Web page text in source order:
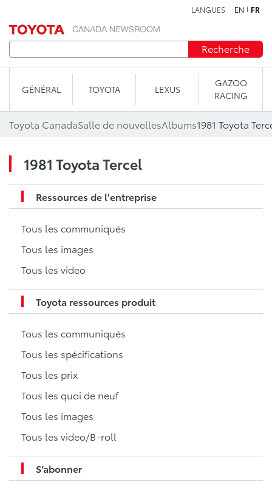
LANGUES EN FR
Recherche
GÉNÉRAL TOYOTA LEXUS
GAZOO
RACING
Toyota CanadaSalle de nouvellesAlbums1981 Toyota
1981 Toyota Tercel
Ressources de l'entreprise
Tous les communiqués
Tous les images
Tous les video
Toyota ressources produit
Tous les communiqués
Tous les spécifications
Tous les prix
Tous les quoi de neuf
Tous les images
Tous les video/B-roll
S’abonner